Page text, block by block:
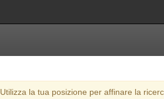
Utilizza la tua posizione per affinare la